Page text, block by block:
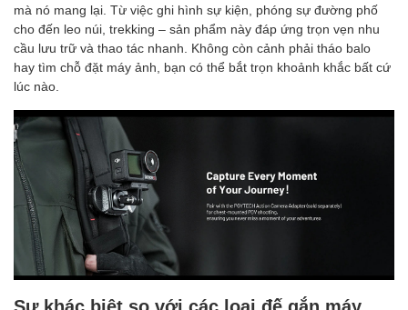
mà nó mang lại. Từ việc ghi hình sự kiện, phóng sự đường phố
cho đến leo núi, trekking – sản phẩm này đáp ứng trọn vẹn nhu
cầu lưu trữ và thao tác nhanh. Không còn cảnh phải tháo balo
hay tìm chỗ đặt máy ảnh, bạn có thể bắt trọn khoảnh khắc bất cứ
lúc nào.
Sự khác biệt so với các loại đế gắn máy